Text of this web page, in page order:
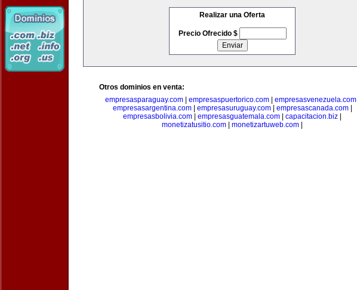
Realizar una Oferta
Precio Ofrecido $
Otros dominios en venta:
empresasparaguay.com| empresaspuertorico.com| empresasvenezuela.com|
empresasargentina.com| empresasuruguay.com| empresascanada.com|
empresasbolivia.com
empresasguatemala.com capacitacion.biz
monetizatusitio.com
monetizartuweb.com